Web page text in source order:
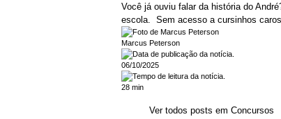
Você já ouviu falar da história do
escola. Sem acesso a cursinhos
Marcus Peterson
06/10/2025
28 min
Ver todos posts em Concursos